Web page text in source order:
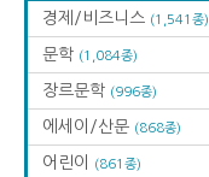
경제/비즈니스 (1,541종)
문학 (1,084종)
장르문학 (996종)
에세이/산문 (868종)
어린이 (861종)